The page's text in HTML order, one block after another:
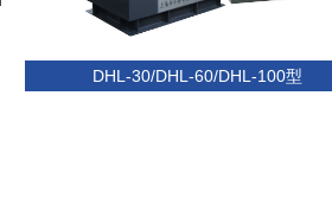
DHL-30/DHL-60/DHL-100型